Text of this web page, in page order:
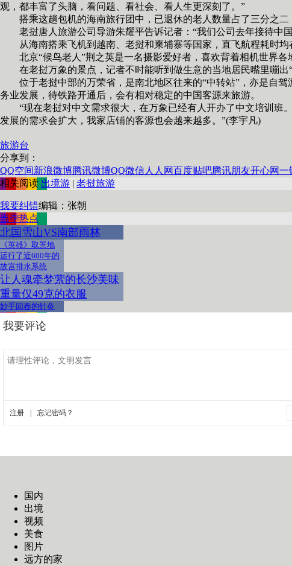
观，都丰富了头脑，看问题、看社会、看人生更深刻了。”
搭乘这趟包机的海南旅行团中，已退休的老人数量占了三分之二
老挝唐人旅游公司导游朱耀平告诉记者：“我们公司去年接待中
从海南搭乘飞机到越南、老挝和柬埔寨等国家，直飞航程耗时均
北京“候鸟老人”荆之英是一名摄影爱好者，喜欢背着相机世界各
在老挝万象的景点，记者不时能听到做生意的当地居民嘴里嘣出“
位于老挝中部的万荣省，是南北地区往来的“中转站”，亦是自驾
务业发展，待铁路开通后，会有相对稳定的中国客源来旅游。
“现在老挝对中文需求很大，在万象已经有人开办了中文培训班
发展的需求会扩大，我家店铺的客源也会越来越多。”(李宇凡)
旅游台
分享到：
QQ空间新浪微博腾讯微博QQ微信人人网百度贴吧腾讯朋友开心网一
相关阅读 出境游 | 老挝旅游
我要纠错编辑：张朝
当季热点
北国雪山VS南部雨林
《英雄》取景地
运行了近600年的
故宫排水系统
让人魂牵梦萦的长沙美味
重量仅49克的衣服
妙手回春的针灸
国内
出境
视频
美食
图片
远方的家